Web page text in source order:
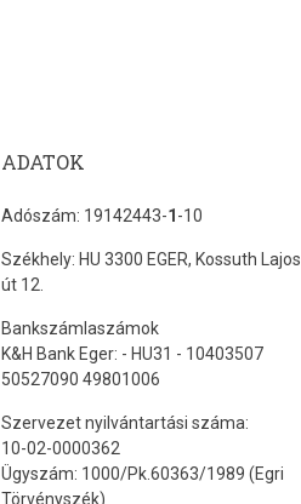
ADATOK
Adószám: 19142443-1 -10
Székhely: HU 3300 EGER, Kossuth Lajos
út 12.
Bankszámlaszámok
K&H Bank Eger: - HU31 - 10403507
50527090 49801006
Szervezet nyilvántartási száma:
10-02-0000362
Ügyszám: 1000/Pk.60363/1989 (Egri
Törvényszék)